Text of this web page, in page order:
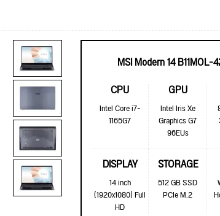
MSI Modern 14 B11MOL-
CPU
Intel Core i7-
1165G7
GPU
Intel Iris Xe
Graphics G7
96EUs
DISPLAY
14 inch
(1920x1080) Full
HD
STORAGE
512 GB SSD
PCIe M.2